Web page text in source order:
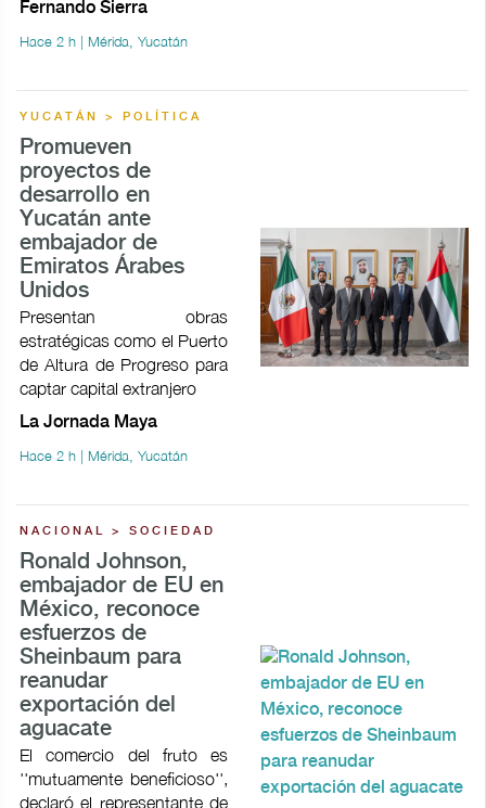
Fernando Sierra
Hace 2 h | Mérida, Yucatán
YUCATÁN > POLÍTICA
Promueven
proyectos de
desarrollo en
Yucatán ante
embajador de
Emiratos Árabes
Unidos
Presentan obras
estratégicas como el Puerto
de Altura de Progreso para
captar capital extranjero
La Jornada Maya
Hace 2 h | Mérida, Yucatán
NACIONAL > SOCIEDAD
Ronald Johnson,
embajador de EU en
México, reconoce
esfuerzos de
Sheinbaum para
reanudar
exportación del
aguacate
El comercio del fruto es
''mutuamente beneficioso'',
declaró el representante de